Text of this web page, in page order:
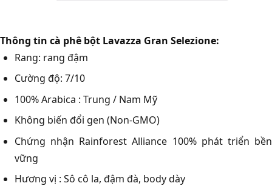
Thông tin cà phê bột Lavazza Gran Selezione:
Rang: rang đậm
Cường độ: 7/10
100% Arabica : Trung / Nam Mỹ
Không biến đổi gen (Non-GMO)
Chứng nhận Rainforest Alliance 100% phát triển bền
vững
Hương vị : Sô cô la, đậm đà, body dày